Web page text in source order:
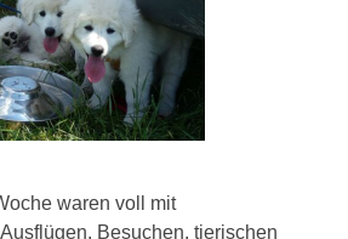
waren voll mit
Besuchen, tierischen